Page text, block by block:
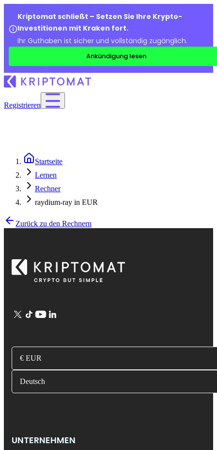
Kriptomat schließt – Setzen Sie Ihre Krypto-
Investitionen mit Kraken fort.
Ihr Guthaben ist sicher und vollständig zugänglich.
Ankündigung lesen
Registrieren
Startseite
Lernen
Rechner
raydium-ray in EUR
Zurück zu den Rechnern
€ EUR
Deutsch
UNTERNEHMEN